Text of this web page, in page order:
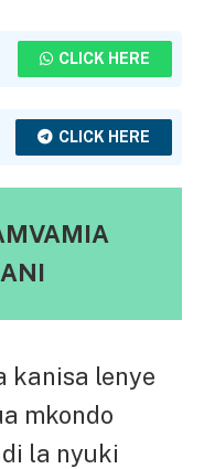
CLICK HERE
CLICK HERE
kanisa lenye
mkondo
la nyuki